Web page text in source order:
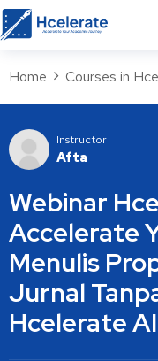
Home Courses in
Instructor
Afta
Webinar
Accelerate
Menulis
Jurnal
Hcelerate AI